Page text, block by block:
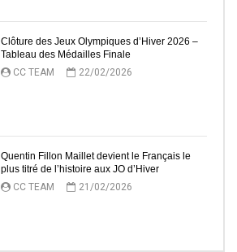
Clôture des Jeux Olympiques d’Hiver 2026 –
Tableau des Médailles Finale
CC TEAM
22/02/2026
Quentin Fillon Maillet devient le Français le
plus titré de l’histoire aux JO d’Hiver
CC TEAM
21/02/2026